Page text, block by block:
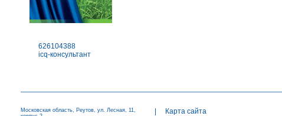
626104388
icq-консультант
Московская область, Реутов, ул. Лесная, 11,
Карта сайта